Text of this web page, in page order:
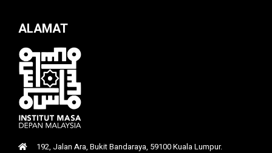
ALAMAT
192, Jalan Ara, Bukit Bandaraya, 59100 Kuala Lumpur.